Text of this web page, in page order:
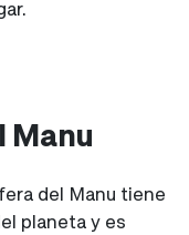
Manu
del Manu tiene
planeta y es